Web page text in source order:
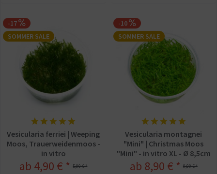
-17
SOMMER SALE
Vesicularia ferriei | Weeping
Moos, Trauerweidenmoos -
in vitro
5,90 € *
ab 4,90 € *
-10
SOMMER SALE
Vesicularia montagnei
"Mini" | Christmas Moos
"Mini" - in vitro XL - Ø 8,5cm
9,90 € *
ab 8,90 € *